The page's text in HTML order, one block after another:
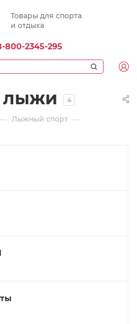
Товары для спорта
и отдыха
800-2345-295
лыжи 4
Лыжный спорт —